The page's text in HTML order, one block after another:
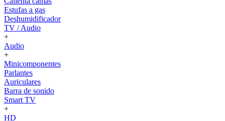
Estufas a gas
Deshumidificador
TV / Audio
+
Audio
+
Minicomponentes
Parlantes
Auriculares
Barra de sonido
Smart TV
+
HD